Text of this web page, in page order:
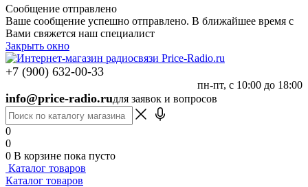
Сообщение отправлено
Ваше сообщение успешно отправлено. В ближайшее время с
Вами свяжется наш специалист
Закрыть окно
+7 (900) 632-00-33
пн-пт, с 10:00 до 18:00
info@price-radio.ruдля заявок и вопросов
0
0
0 В корзине пока пусто
Каталог товаров
Каталог товаров